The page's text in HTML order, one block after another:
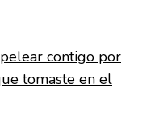
contigo por
tomaste en el